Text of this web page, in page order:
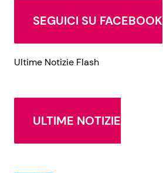
SEGUICI SU FACEBOOK
Ultime Notizie Flash
ULTIME NOTIZIE